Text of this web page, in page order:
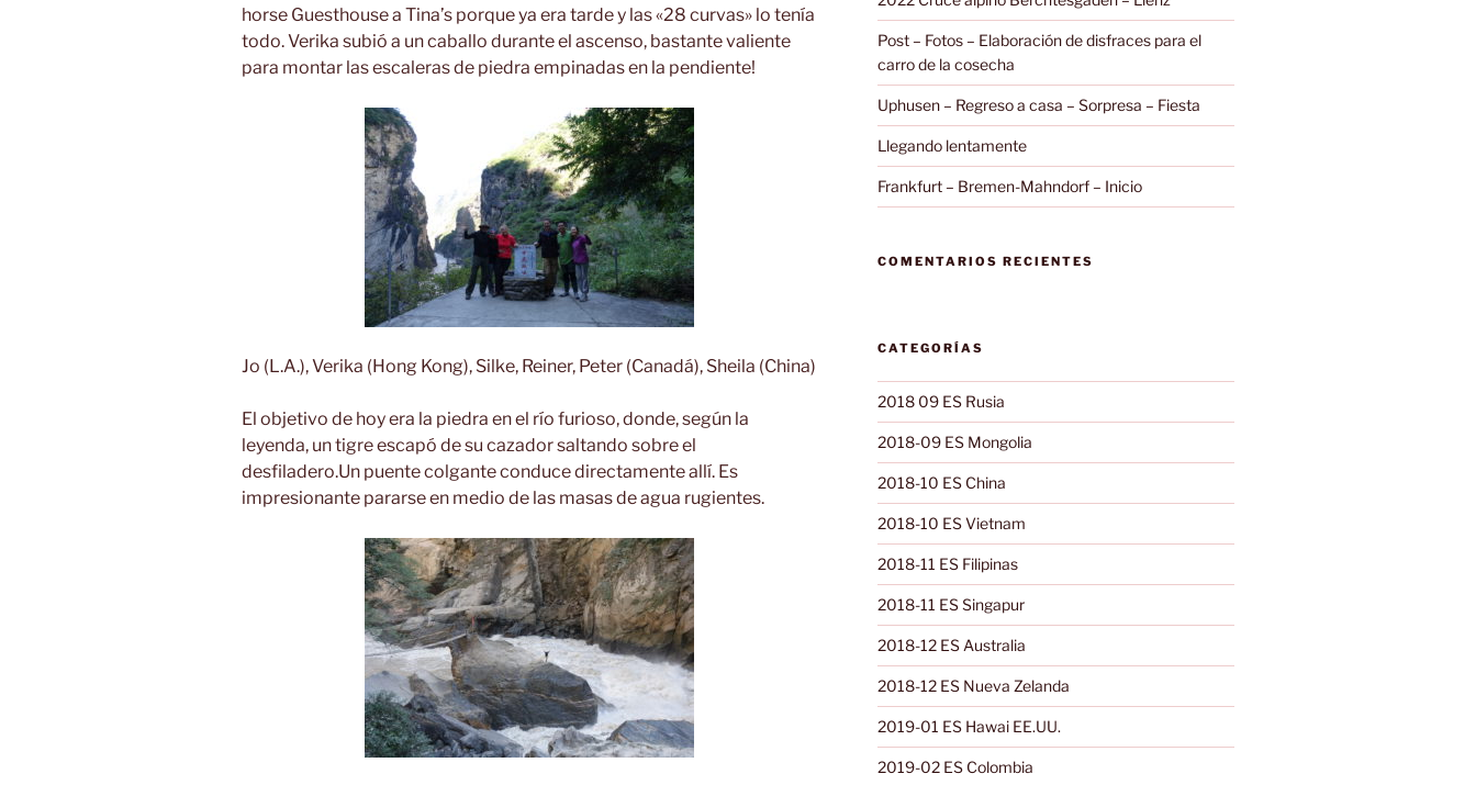
horse Guesthouse a Tina’s porque ya era tarde y las «28 curvas» lo tenía
todo. Verika subió a un caballo durante el ascenso, bastante valiente
para montar las escaleras de piedra empinadas en la pendiente!
Jo (L.A.), Verika (Hong Kong), Silke, Reiner, Peter (Canadá), Sheila (China)
El objetivo de hoy era la piedra en el río furioso, donde, según la
leyenda, un tigre escapó de su cazador saltando sobre el
desfiladero.Un puente colgante conduce directamente allí. Es
impresionante pararse en medio de las masas de agua rugientes.
Post – Fotos – Elaboración de disfraces para el
carro de la cosecha
Uphusen – Regreso a casa – Sorpresa – Fiesta
Llegando lentamente
Frankfurt – Bremen-Mahndorf – Inicio
COMENTARIOS RECIENTES
CATEGORÍAS
2018 09 ES Rusia
2018-09 ES Mongolia
2018-10 ES China
2018-10 ES Vietnam
2018-11 ES Filipinas
2018-11 ES Singapur
2018-12 ES Australia
2018-12 ES Nueva Zelanda
2019-01 ES Hawai EE.UU.
2019-02 ES Colombia